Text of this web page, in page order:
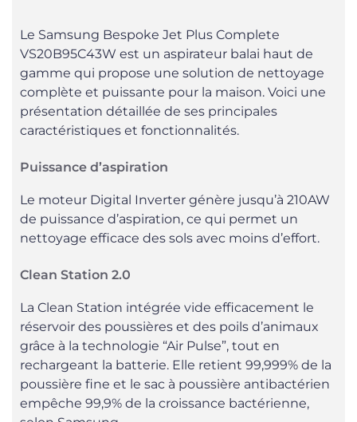
Le Samsung Bespoke Jet Plus Complete
VS20B95C43W est un aspirateur balai haut de
gamme qui propose une solution de nettoyage
complète et puissante pour la maison. Voici une
présentation détaillée de ses principales
caractéristiques et fonctionnalités.
Puissance d’aspiration
Le moteur Digital Inverter génère jusqu’à 210AW
de puissance d’aspiration, ce qui permet un
nettoyage efficace des sols avec moins d’effort.
Clean Station 2.0
La Clean Station intégrée vide efficacement le
réservoir des poussières et des poils d’animaux
grâce à la technologie “Air Pulse”, tout en
rechargeant la batterie. Elle retient 99,999% de la
poussière fine et le sac à poussière antibactérien
empêche 99,9% de la croissance bactérienne,